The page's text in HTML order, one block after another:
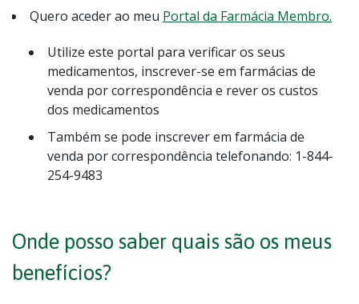
Quero aceder ao meu Portal da Farmácia Membro.
Utilize este portal para verificar os seus
medicamentos, inscrever-se em farmácias de
venda por correspondência e rever os custos
dos medicamentos
Também se pode inscrever em farmácia de
venda por correspondência telefonando: 1-844-
254-9483
Onde posso saber quais são os meus
benefícios?